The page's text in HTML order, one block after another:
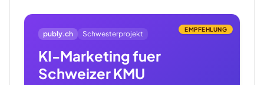
EMPFEHLUNG
publy.ch Schwesterprojekt
KI-Marketing fuer
Schweizer KMU